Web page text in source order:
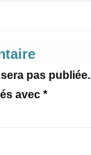
pas publiée.
avec *